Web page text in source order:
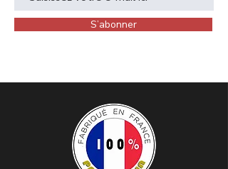
S’abonner